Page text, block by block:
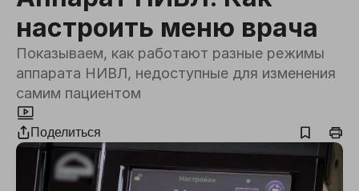
настроить меню врача
Показываем, как работают разные режимы
аппарата НИВЛ, недоступные для изменения
самим пациентом
Поделиться